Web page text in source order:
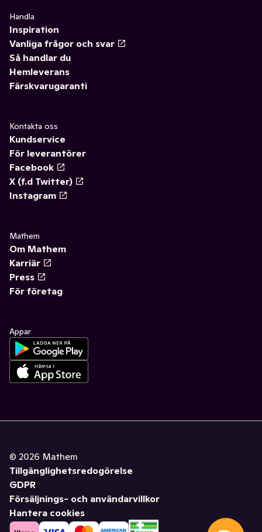
Handla
Inspiration
Vanliga frågor och svar
Så handlar du
Hemleverans
Färskvarugaranti
Kontakta oss
Kundservice
För leverantörer
Facebook
X (f.d Twitter)
Instagram
Mathem
Om Mathem
Karriär
Press
För företag
Appar
© 2026 Mathem
Tillgänglighetsredogörelse
GDPR
Försäljnings- och användarvillkor
Hantera cookies